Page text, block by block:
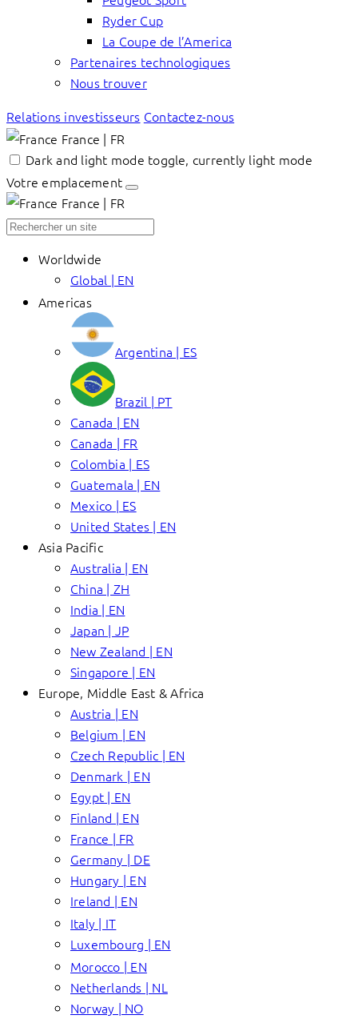
Ryder Cup
La Coupe de l’America
Partenaires technologiques
Nous trouver
Relations investisseurs Contactez-nous
France | FR
Dark and light mode toggle, currently light mode
Votre emplacement
France | FR
Worldwide
Global | EN
Americas
Argentina | ES
Brazil | PT
Canada | EN
Canada | FR
Colombia | ES
Guatemala | EN
Mexico | ES
United States | EN
Asia Pacific
Australia | EN
China | ZH
India | EN
Japan | JP
New Zealand | EN
Singapore | EN
Europe, Middle East & Africa
Austria | EN
Belgium | EN
Czech Republic | EN
Denmark | EN
Egypt | EN
Finland | EN
France | FR
Germany | DE
Hungary | EN
Ireland | EN
Italy | IT
Luxembourg | EN
Morocco | EN
Netherlands | NL
Norway | NO